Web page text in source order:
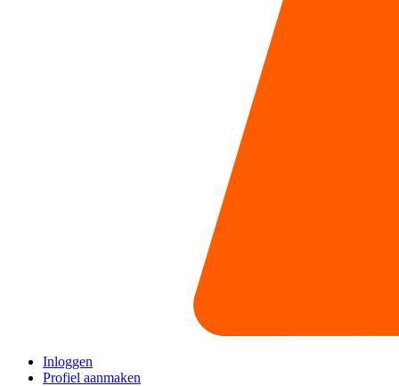
Inloggen
Profiel aanmaken